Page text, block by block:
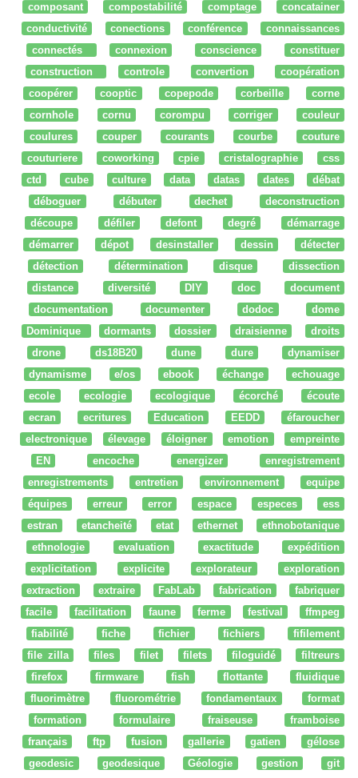
composant
compostabilité comptage
concatainer
conductivité
conections conférence
connaissances
connectés
connexion conscience
constituer
construction
controle convertion
coopération
coopérer
cooptic copepode corbeille
corne
cornhole
cornu corompu corriger
couleur
coulures
couper courants courbe
couture
couturiere
coworking cpie cristalographie
css
ctd
cube culture data datas dates
débat
déboguer
débuter dechet
deconstruction
découpe
défiler defont degré
démarrage
démarrer
dépot desinstaller dessin
détecter
détection
détermination disque
dissection
distance
diversité DIY doc
document
documentation
documenter dodoc
dome
Dominique
dormants dossier draisienne
droits
drone
ds18B20 dune dure
dynamiser
dynamisme
e/os ebook échange
echouage
ecole
ecologie ecologique écorché
écoute
ecran
ecritures Education EEDD
éfaroucher
electronique
élevage éloigner emotion
empreinte
EN
encoche energizer
enregistrement
enregistrements
entretien environnement
equipe
équipes
erreur error espace especes
ess
estran
etancheité etat ethernet
ethnobotanique
ethnologie
evaluation exactitude
expédition
explicitation
explicite explorateur
exploration
extraction
extraire FabLab fabrication
fabriquer
facile
facilitation faune ferme festival
ffmpeg
fiabilité
fiche fichier fichiers
fifilement
file zilla
files filet filets filoguidé
filtreurs
firefox
firmware fish flottante
fluidique
fluorimètre
fluorométrie fondamentaux
format
formation
formulaire fraiseuse
framboise
français
ftp fusion gallerie gatien
gélose
geodesic
geodesique Géologie gestion git